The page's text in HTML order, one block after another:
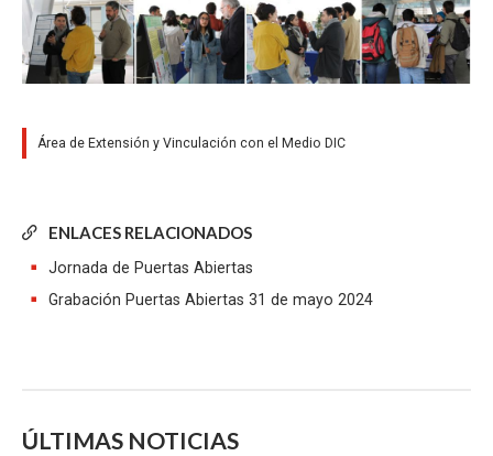
ENLACES RELACIONADOS
Jornada de Puertas Abiertas
Grabación Puertas Abiertas 31 de mayo 2024
Área de Extensión y Vinculación con el Medio DIC
ÚLTIMAS NOTICIAS